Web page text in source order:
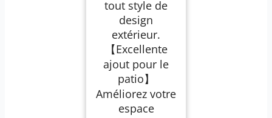
tout style de
design
extérieur.
【Excellente
ajout pour le
patio】
Améliorez votre
espace